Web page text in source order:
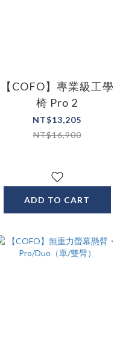
【COFO】專業級工學
椅 Pro 2
NT$13,205
NT$16,900
ADD TO CART